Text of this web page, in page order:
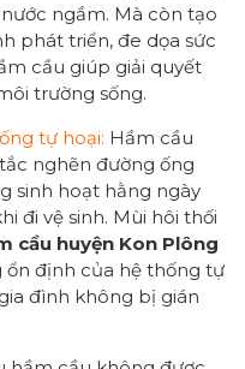
ngầm. Mà còn tạo
phát triển, đe dọa sức
cầu giúp giải quyết
trường sống.
tự hoại: Hầm cầu
nghẽn đường ống
sinh hoạt hằng ngày
đi vệ sinh. Mùi hôi thối
cầu huyện Kon Plông
ổn định của hệ thống tự
đình không bị gián